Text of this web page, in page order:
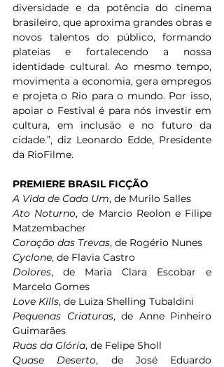
diversidade e da potência do cinema
brasileiro, que aproxima grandes obras e
novos talentos do público, formando
plateias e fortalecendo a nossa
identidade cultural. Ao mesmo tempo,
movimenta a economia, gera empregos
e projeta o Rio para o mundo. Por isso,
apoiar o Festival é para nós investir em
cultura, em inclusão e no futuro da
cidade.”, diz Leonardo Edde, Presidente
da RioFilme.
PREMIERE BRASIL FICÇÃO
A Vida de Cada Um, de Murilo Salles
Ato Noturno, de Marcio Reolon e Filipe
Matzembacher
Coração das Trevas, de Rogério Nunes
Cyclone, de Flavia Castro
Dolores, de Maria Clara Escobar e
Marcelo Gomes
Love Kills, de Luiza Shelling Tubaldini
Pequenas Criaturas, de Anne Pinheiro
Guimarães
Ruas da Glória, de Felipe Sholl
Quase Deserto, de José Eduardo